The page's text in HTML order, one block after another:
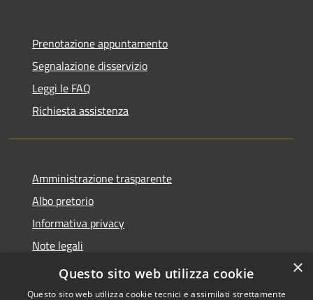
Prenotazione appuntamento
Segnalazione disservizio
Leggi le FAQ
Richiesta assistenza
Amministrazione trasparente
Albo pretorio
Informativa privacy
Note legali
Dichiarazione di accessibilità
×
Questo sito web utilizza cookie
Questo sito web utilizza cookie tecnici e assimilati strettamente